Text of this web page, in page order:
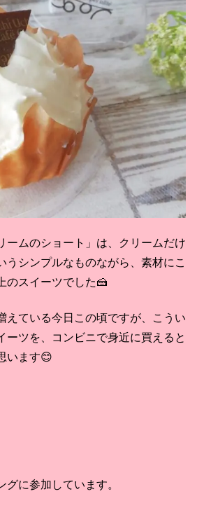
ームのショート」は、クリームだけ
うシンプルなものながら、素材にこ
のスイーツでした🍰
えている今日この頃ですが、こうい
ーツを、コンビニで身近に買えると
います😊
に参加しています。